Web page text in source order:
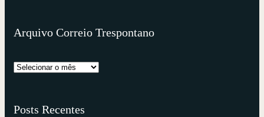
Arquivo Correio Trespontano
Posts Recentes